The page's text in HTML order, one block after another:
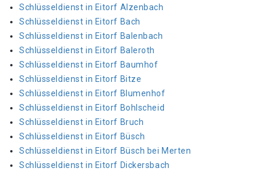
Schlüsseldienst in Eitorf Alzenbach
Schlüsseldienst in Eitorf Bach
Schlüsseldienst in Eitorf Balenbach
Schlüsseldienst in Eitorf Baleroth
Schlüsseldienst in Eitorf Baumhof
Schlüsseldienst in Eitorf Bitze
Schlüsseldienst in Eitorf Blumenhof
Schlüsseldienst in Eitorf Bohlscheid
Schlüsseldienst in Eitorf Bruch
Schlüsseldienst in Eitorf Büsch
Schlüsseldienst in Eitorf Büsch bei Merten
Schlüsseldienst in Eitorf Dickersbach